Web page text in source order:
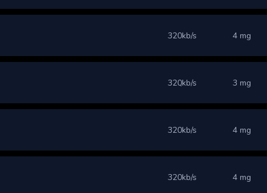
320kb/s 4 mg
320kb/s 3 mg
320kb/s 4 mg
320kb/s 4 mg